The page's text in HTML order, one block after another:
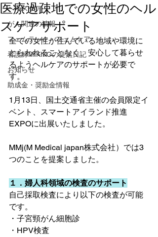
ヘルスケア
がん関連の情報
フェムテック・フェムケア
看護師MIKIKOの徒然日記
お知らせ
助成金・奨励金情報
医療過疎地での女性のヘル
スケアサポート
全ての女性が住んでいる地域や環境に
とらわれることなく、安心して暮らせ
るようヘルケアのサポートが必要で
す。
1月13日、国土交通省主催の会員限定イ
ベント、スマートアイランド推進
EXPOに出展いたしました。
MMj(M Medical japan株式会社）では3
つのことを提案しました。
１．婦人科領域の検査のサポート
自己採取検査により以下の検査が可能
です。
・子宮頸がん細胞診
・HPV検査